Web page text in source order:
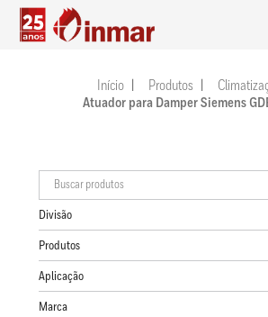
Início Produtos
Atuador para Damper Siemens
Divisão
Produtos
Aplicação
Marca